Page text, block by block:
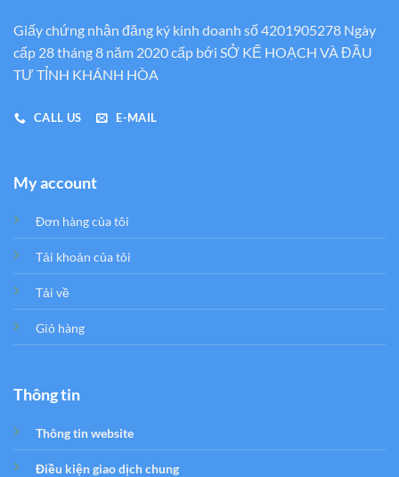
Giấy chứng nhận đăng ký kinh doanh số 4201905278 Ngày
cấp 28 tháng 8 năm 2020 cấp bới SỞ KẾ HOẠCH VÀ ĐẦU
TƯ TỈNH KHÁNH HÒA
CALL US E-MAIL
My account
Đơn hàng của tôi
Tải khoản của tôi
Tải về
Giỏ hàng
Thông tin
Thông tin website
Điều kiện giao dịch chung